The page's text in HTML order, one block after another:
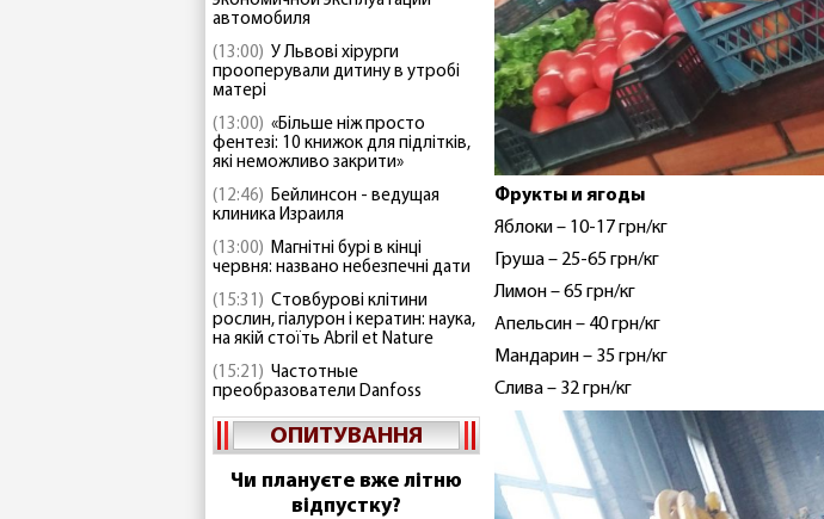
автомобиля
(13:00) У Львові хірурги
прооперували дитину в утробі
матері
(13:00) «Більше ніж просто
фентезі: 10 книжок для підлітків,
які неможливо закрити»
(12:46) Бейлинсон - ведущая
клиника Израиля
(13:00) Магнітні бурі в кінці
червня: названо небезпечні дати
(15:31) Стовбурові клітини
рослин, гіалурон і кератин: наука,
на якій стоїть Abril et Nature
(15:21) Частотные
преобразователи Danfoss
ОПИТУВАННЯ
Чи плануєте вже літню
відпустку?
Фрукты и ягоды
Яблоки – 10-17 грн/кг
Груша – 25-65 грн/кг
Лимон – 65 грн/кг
Апельсин – 40 грн/кг
Мандарин – 35 грн/кг
Слива – 32 грн/кг